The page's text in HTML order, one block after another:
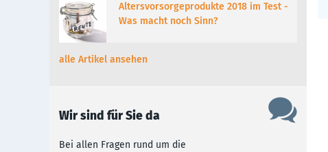
Altersvorsorgeprodukte 2018 im Test -
Was macht noch Sinn?
alle Artikel ansehen
Wir sind für Sie da
Bei allen Fragen rund um die